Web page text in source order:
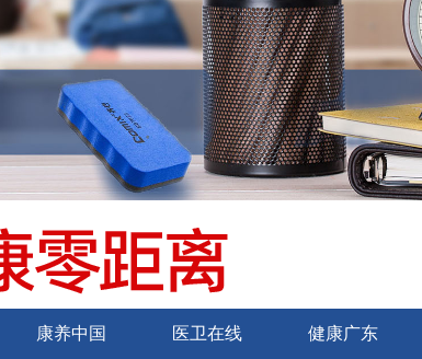
康养中国 医卫在线 健康广东